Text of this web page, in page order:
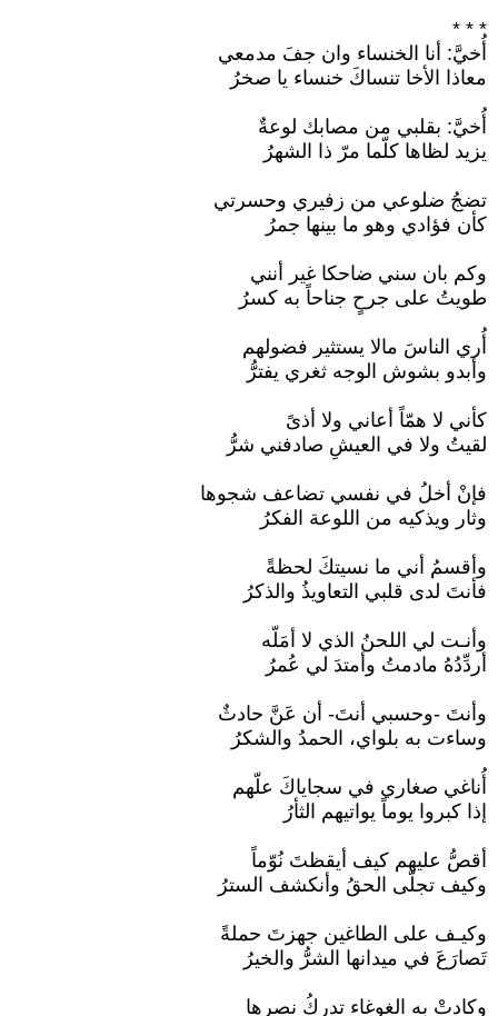
* * *
أُخيَّ: أنا الخنساء وان جفَ مدمعي
معاذا الأخا تنساكَ خنساء يا صخرُ
أُخيَّ: بقلبي من مصابك لوعةٌ
يزيد لظاها كلّما مرّ ذا الشهرُ
تضجُ ضلوعي من زفيري وحسرتي
كأن فؤادي وهو ما بينها جمرُ
وكم بان سني ضاحكا غير أنني
طويتُ على جرحٍ جناحاً به كسرُ
أُري الناسَ مالا يستثير فضولهم
وأبدو بشوش الوجه ثغري يفترُّ
كأني لا همّاً أعاني ولا أذىً
لقيتُ ولا في العيشِ صادفني شرُّ
فإنْ أخلُ في نفسي تضاعف شجوها
وثار ويذكيه من اللوعة الفكرُ
وأقسمُ أني ما نسيتكَ لحظةً
فأنتَ لدى قلبي التعاويذُ والذكرُ
وأنـت لي اللحنُ الذي لا أمَلّه
أردِّدُهُ مادمتُ وأمتدَ لي عُمرُ
وأنتَ -وحسبي أنتَ- أن عَنَّ حادثٌ
وساءت به بلواي، الحمدُ والشكرُ
أُناغي صغاري في سجاياكَ علّهم
إذا كبروا يوماً يواتيهم الثأرُ
أقصُّ عليهم كيف أيقظتَ نُوّماً
وكيف تجلّى الحقُ وأنكشف السترُ
وكيـف على الطاغين جهزتَ حملةً
تَصارَعَ في ميدانها الشرُّ والخيرُ
وكادتْ به الغوغاء تدركُ نصرها